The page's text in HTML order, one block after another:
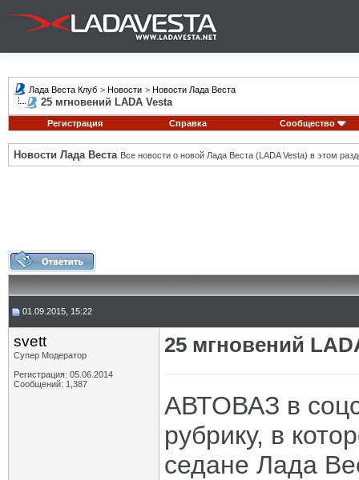
Лада Веста Клуб > Новости > Новости Лада Веста
25 мгновений LADA Vesta
Регистрация Справка Сообщество
Новости Лада Веста Все новости о новой Лада Веста (LADA Vesta) в этом
01.09.2015, 15:22
svett
Супер Модератор
Регистрация: 05.06.2014
Сообщений: 1,387
25 мгновений
АВТОВАЗ в
рубрику, в
седане Лада